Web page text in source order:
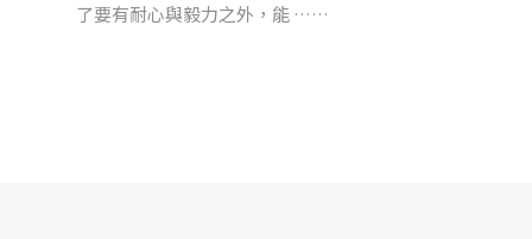
了要有耐心與毅力之外，能 ……